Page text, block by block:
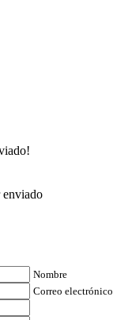
enviado
Nombre
Correo electrónico